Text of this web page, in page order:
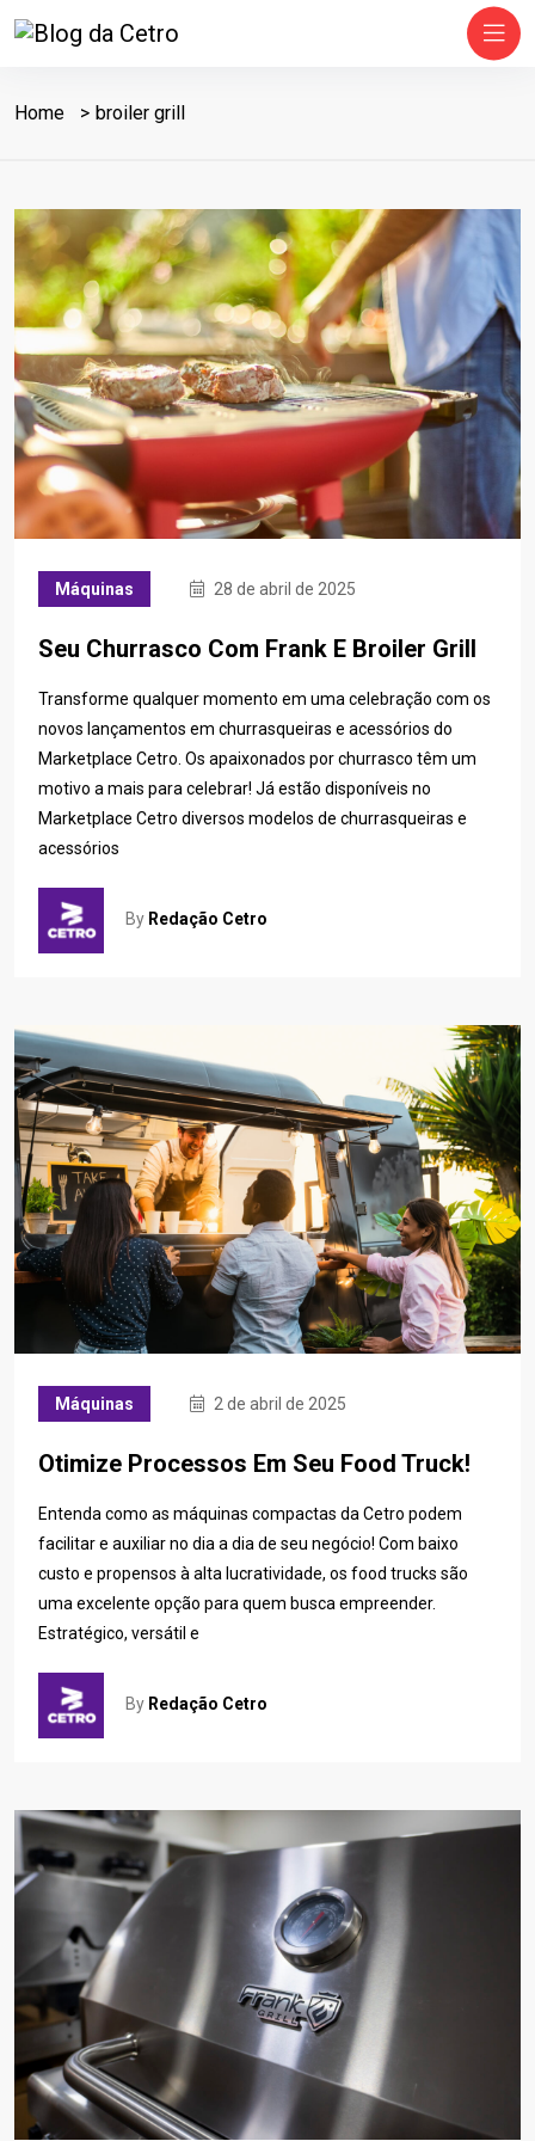
Home broiler grill
Máquinas 28 de abril de 2025
Seu Churrasco Com Frank E Broiler Grill
Transforme qualquer momento em uma celebração com os
novos lançamentos em churrasqueiras e acessórios do
Marketplace Cetro. Os apaixonados por churrasco têm um
motivo a mais para celebrar! Já estão disponíveis no
Marketplace Cetro diversos modelos de churrasqueiras e
acessórios
By Redação Cetro
Máquinas 2 de abril de 2025
Otimize Processos Em Seu Food Truck!
Entenda como as máquinas compactas da Cetro podem
facilitar e auxiliar no dia a dia de seu negócio! Com baixo
custo e propensos à alta lucratividade, os food trucks são
uma excelente opção para quem busca empreender.
Estratégico, versátil e
By Redação Cetro